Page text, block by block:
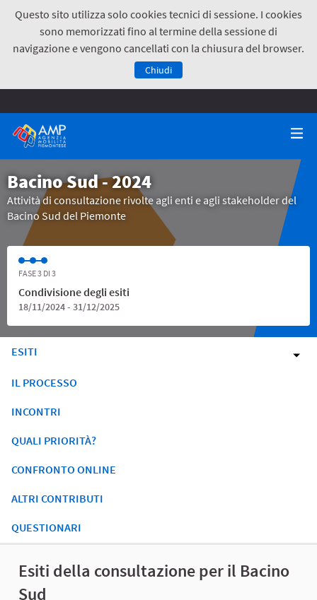
Questo sito utilizza solo cookies tecnici di sessione. I cookies
sono memorizzati fino al termine della sessione di
navigazione e vengono cancellati con la chiusura del browser.
Chiudi
Bacino Sud - 2024
Attività di consultazione rivolte agli enti e agli stakeholder del
Bacino Sud del Piemonte
FASE 3 DI 3
Condivisione degli esiti
18/11/2024 - 31/12/2025
ESITI
IL PROCESSO
INCONTRI
QUALI PRIORITÀ?
CONFRONTO ONLINE
ALTRI CONTRIBUTI
QUESTIONARI
Esiti della consultazione per il Bacino
Sud